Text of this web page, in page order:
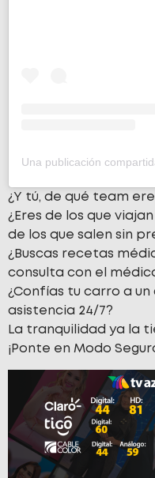
¿Y tú, de qué team
¿Eres de los que
de los que salen sin
¿Buscas recetas
consulta con el
¿Confías tu carro a un
asistencia 24/7?
La tranquilidad ya la
¡Ponte en Modo